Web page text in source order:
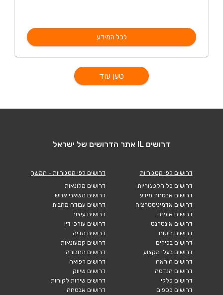
לכל המידע
טען עוד
דרושים IL אתר הדרושים של ישראל
דרושים לפי קטגוריות
דרושים כל הקטגוריות
דרושים אבטחת מידע
דרושים אדמיניסטרציה
דרושים אופנה
דרושים אינטרנט
דרושים ביטוח
דרושים בכירים
דרושים בעלי מקצוע
דרושים הוראה
דרושים הנדסה
דרושים כללי
דרושים כספים
דרושים לפי קטגוריות - המשך
דרושים מלונאות
דרושים משאבי אנוש
דרושים עבודה מהבית
דרושים עיצוב
דרושים עורכי דין
דרושים מדיה
דרושים קמעונאות
דרושים תחבורה
דרושים רפואה
דרושים שיווק
דרושים שירות לקוחות
דרושים אבטחה